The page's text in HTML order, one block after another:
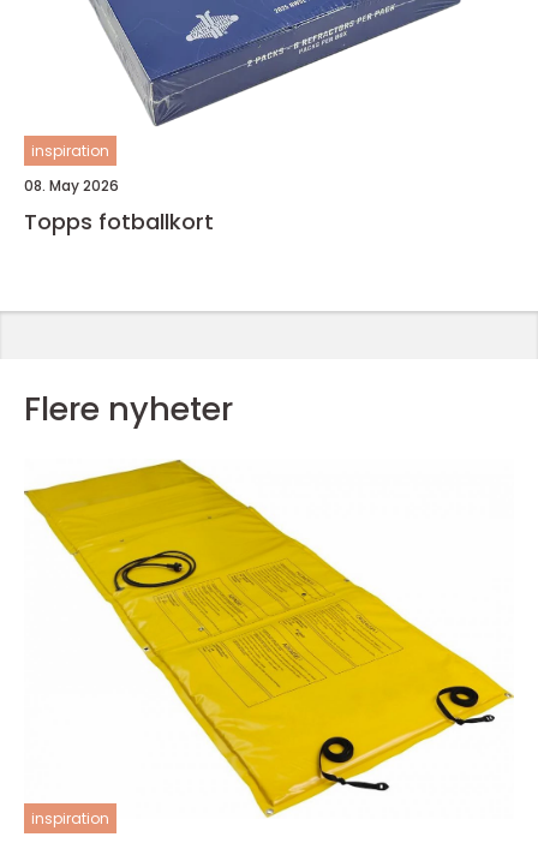
inspiration
08. May 2026
Topps fotballkort
Flere nyheter
inspiration